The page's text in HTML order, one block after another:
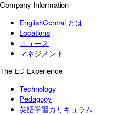
Company Information
EnglishCentral とは
Locations
ニュース
マネジメント
The EC Experience
Technology
Pedagogy
英語学習カリキュラム